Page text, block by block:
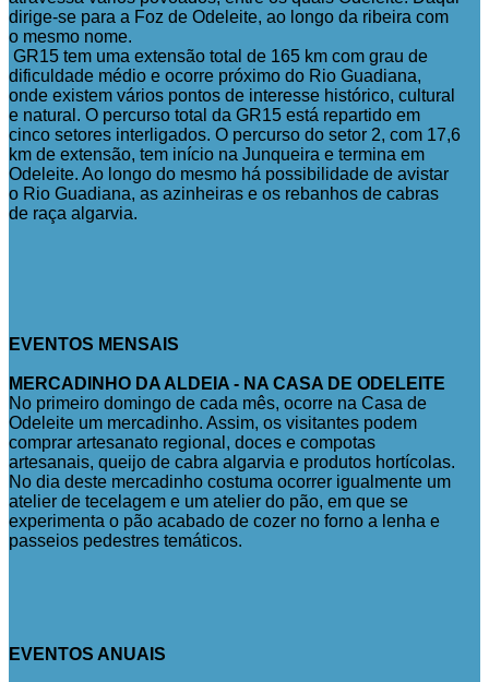
dirige-se para a Foz de Odeleite, ao longo da ribeira com
o mesmo nome.
GR15 tem uma extensão total de 165 km com grau de
dificuldade médio e ocorre próximo do Rio Guadiana,
onde existem vários pontos de interesse histórico, cultural
e natural. O percurso total da GR15 está repartido em
cinco setores interligados. O percurso do setor 2, com 17,6
km de extensão, tem início na Junqueira e termina em
Odeleite. Ao longo do mesmo há possibilidade de avistar
o Rio Guadiana, as azinheiras e os rebanhos de cabras
de raça algarvia.
EVENTOS MENSAIS
MERCADINHO DA ALDEIA - NA CASA DE ODELEITE
No primeiro domingo de cada mês, ocorre na Casa de
Odeleite um mercadinho. Assim, os visitantes podem
comprar artesanato regional, doces e compotas
artesanais, queijo de cabra algarvia e produtos hortícolas.
No dia deste mercadinho costuma ocorrer igualmente um
atelier de tecelagem e um atelier do pão, em que se
experimenta o pão acabado de cozer no forno a lenha e
passeios pedestres temáticos.
EVENTOS ANUAIS